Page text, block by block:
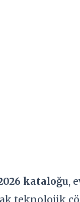
kataloğu,
teknolojik